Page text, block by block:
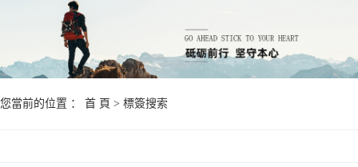
您當前的位置 ： 首 頁 > 標簽搜索